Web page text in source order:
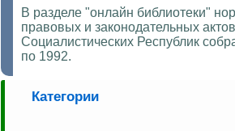
В разделе "онлайн библиотеки"
правовых и законодательных
Социалистических Республик
по 1992.
Категории